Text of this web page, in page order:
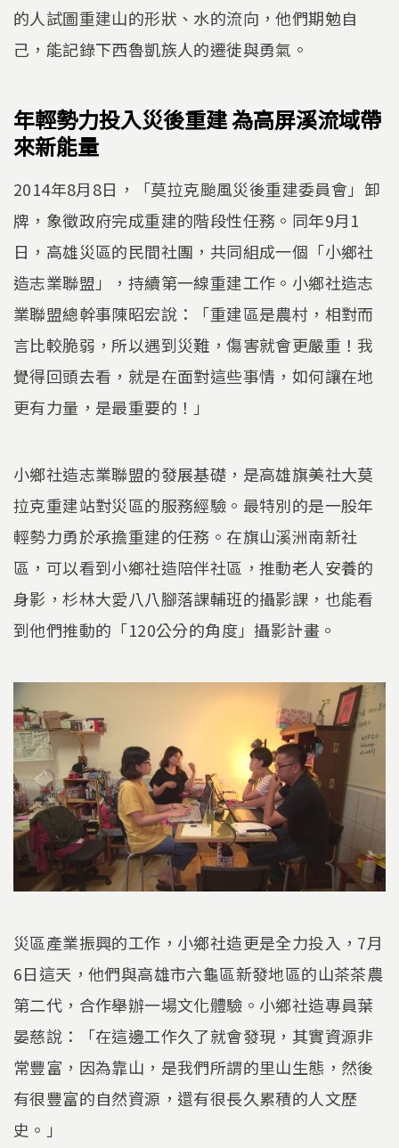
的人試圖重建山的形狀、水的流向，他們期勉自
己，能記錄下西魯凱族人的遷徙與勇氣。
年輕勢力投入災後重建 為高屏溪流域帶
來新能量
2014年8月8日，「莫拉克颱風災後重建委員會」卸
牌，象徵政府完成重建的階段性任務。同年9月1
日，高雄災區的民間社團，共同組成一個「小鄉社
造志業聯盟」，持續第一線重建工作。小鄉社造志
業聯盟總幹事陳昭宏說：「重建區是農村，相對而
言比較脆弱，所以遇到災難，傷害就會更嚴重！我
覺得回頭去看，就是在面對這些事情，如何讓在地
更有力量，是最重要的！」
小鄉社造志業聯盟的發展基礎，是高雄旗美社大莫
拉克重建站對災區的服務經驗。最特別的是一股年
輕勢力勇於承擔重建的任務。在旗山溪洲南新社
區，可以看到小鄉社造陪伴社區，推動老人安養的
身影，杉林大愛八八腳落課輔班的攝影課，也能看
到他們推動的「120公分的角度」攝影計畫。
災區產業振興的工作，小鄉社造更是全力投入，7月
6日這天，他們與高雄市六龜區新發地區的山茶茶農
第二代，合作舉辦一場文化體驗。小鄉社造專員葉
晏慈說：「在這邊工作久了就會發現，其實資源非
常豐富，因為靠山，是我們所謂的里山生態，然後
有很豐富的自然資源，還有很長久累積的人文歷
史。」